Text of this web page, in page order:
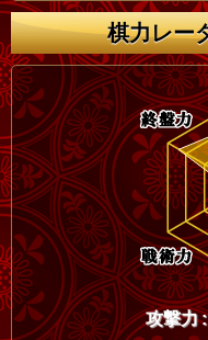
棋力レー
攻撃力